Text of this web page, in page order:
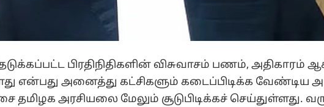
பிரதிநிதிகளின் விசுவாசம் பணம், அதிகாரம்
என்பது அனைத்து கட்சிகளும் கடைப்பிடிக்க வேண்டிய
தமிழக அரசியலை மேலும் சூடுபிடிக்கச் செய்துள்ளது.